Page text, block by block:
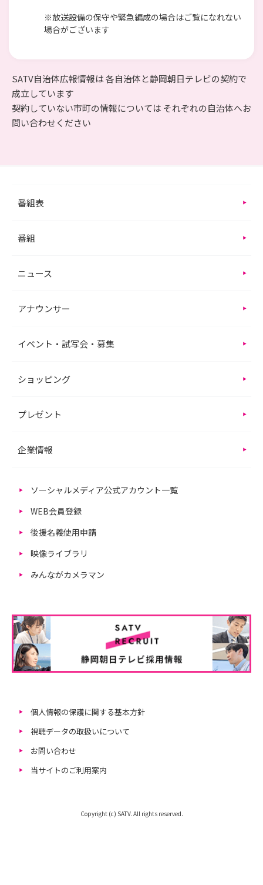
※放送設備の保守や緊急編成の場合はご覧になれない
場合がございます
SATV自治体広報情報は 各自治体と静岡朝日テレビの契約で
成立しています
契約していない市町の情報については それぞれの自治体へお
問い合わせください
番組表
番組
ニュース
アナウンサー
イベント・試写会・募集
ショッピング
プレゼント
企業情報
ソーシャルメディア公式アカウント一覧
WEB会員登録
後援名義使用申請
映像ライブラリ
みんながカメラマン
個人情報の保護に関する基本方針
視聴データの取扱いについて
お問い合わせ
当サイトのご利用案内
Copyright (c) SATV. All rights reserved.